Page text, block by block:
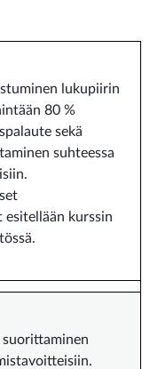
lukupiirin
80 %
sekä
suhteessa
kurssin
suorittaminen